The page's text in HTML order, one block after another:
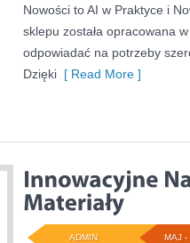
Nowości to AI w Praktyce i
sklepu została opracowana
odpowiadać na potrzeby
Dzięki [ Read More ]
MAJ -
ADMIN